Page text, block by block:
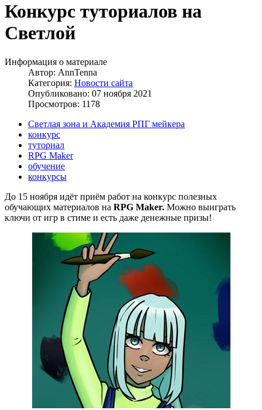
Конкурс туториалов на
Светлой
Информация о материале
Автор: AnnTenna
Категория: Новости сайта
Опубликовано: 07 ноября 2021
Просмотров: 1178
Светлая зона и Академия РПГ мейкера
конкурс
туториал
RPG Maker
обучение
конкурсы
До 15 ноября идёт приём работ на конкурс полезных
обучающих материалов на RPG Maker. Можно выиграть
ключи от игр в стиме и есть даже денежные призы!